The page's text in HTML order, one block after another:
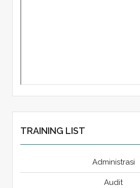
TRAINING LIST
Administrasi
Audit